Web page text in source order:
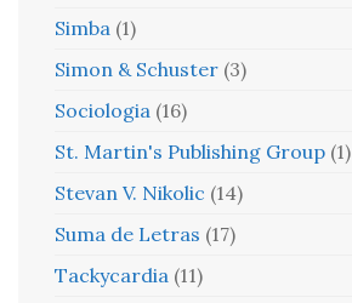
Simba (1)
Simon & Schuster (3)
Sociologia (16)
St. Martin's Publishing Group (1)
Stevan V. Nikolic (14)
Suma de Letras (17)
Tackycardia (11)